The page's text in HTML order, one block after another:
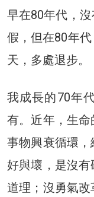
早在80年代，
假，但在80年
天，多處退步。
我成長的70年
有。近年，生命
事物興衰循環，
好與壞，是沒
道理；沒勇氣